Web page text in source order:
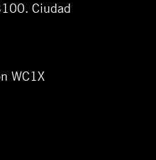
Ciudad
WC1X